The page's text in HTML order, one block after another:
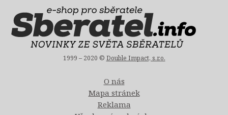
1999 – 2020 © Double Impact, s.r.o.
O nás
Mapa stránek
Reklama